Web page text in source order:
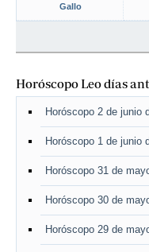
Gallo
Horóscopo Leo días
Horóscopo 2 de junio
Horóscopo 1 de junio
Horóscopo 31 de
Horóscopo 30 de
Horóscopo 29 de